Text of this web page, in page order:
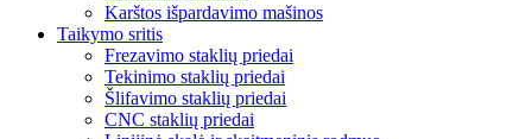
Karštos išpardavimo mašinos
Taikymo sritis
Frezavimo staklių priedai
Tekinimo staklių priedai
Šlifavimo staklių priedai
CNC staklių priedai